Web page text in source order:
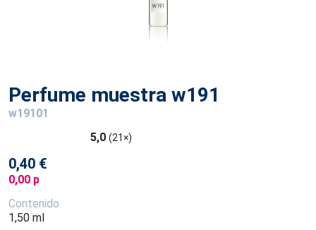
Perfume muestra w191
w19101
5,0 (21×)
0,40 €
0,00 p
Contenido
1,50 ml